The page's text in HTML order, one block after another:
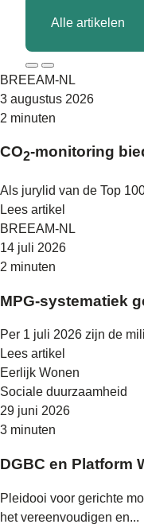
Alle artikelen
BREEAM-NL
3 augustus 2026
2 minuten
CO2-monitoring
Als jurylid van de Top
Lees artikel
BREEAM-NL
14 juli 2026
2 minuten
MPG-systematiek
Per 1 juli 2026 zijn de
Lees artikel
Eerlijk Wonen
Sociale duurzaamheid
29 juni 2026
3 minuten
DGBC en Platform
Pleidooi voor gerichte
het vereenvoudigen en...